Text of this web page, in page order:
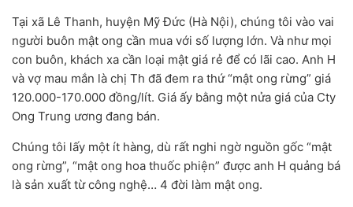
Tại xã Lê Thanh, huyện Mỹ Đức (Hà Nội), chúng tôi vào vai
người buôn mật ong cần mua với số lượng lớn. Và như mọi
con buôn, khách xa cần loại mật giá rẻ để có lãi cao. Anh H
và vợ mau mắn là chị Th đã đem ra thứ “mật ong rừng” giá
120.000-170.000 đồng/lít. Giá ấy bằng một nửa giá của Cty
Ong Trung ương đang bán.
Chúng tôi lấy một ít hàng, dù rất nghi ngờ nguồn gốc “mật
ong rừng”, “mật ong hoa thuốc phiện” được anh H quảng bá
là sản xuất từ công nghệ… 4 đời làm mật ong.